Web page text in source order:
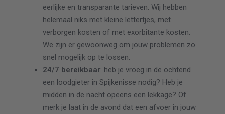
eerlijke en transparante tarieven. Wij hebben
helemaal niks met kleine lettertjes, met
verborgen kosten of met exorbitante kosten.
We zijn er gewoonweg om jouw problemen zo
snel mogelijk op te lossen.
24/7 bereikbaar: heb je vroeg in de ochtend
een loodgieter in Spijkenisse nodig? Heb je
midden in de nacht opeens een lekkage? Of
merk je laat in de avond dat een afvoer in jouw